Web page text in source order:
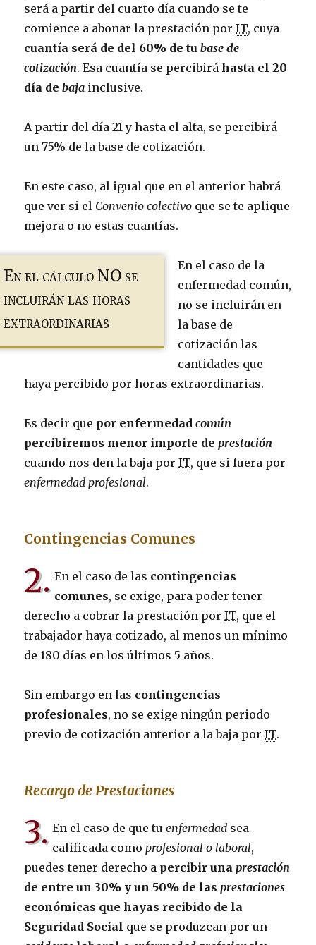
será a partir del cuarto día cuando se te
comience a abonar la prestación porIT, cuya
cuantía será de del 60% de tubase de
cotización. Esa cuantía se percibiráhasta el 20
día debaja inclusive.
A partir del día 21 y hasta el alta, se percibirá
un 75% de la base de cotización.
En este caso, al igual que en el anterior habrá
que ver si el Convenio colectivo que se te aplique
mejora o no estas cuantías.
En el cálculo NO se
incluirán las horas
extraordinarias
En el caso de la
enfermedad común,
no se incluirán en
la base de
cotización las
cantidades que
haya percibido por horas extraordinarias.
Es decir que por enfermedadcomún
percibiremos menor importe deprestación
cuando nos den la baja porIT, que si fuera por
enfermedad profesional.
Contingencias Comunes
2. En el caso de las contingencias
comunes, se exige, para poder tener
derecho a cobrar la prestación porIT, que el
trabajador haya cotizado, al menos un mínimo
de 180 días en los últimos 5 años.
Sin embargo en las contingencias
profesionales, no se exige ningún periodo
previo de cotización anterior a la baja porIT.
Recargo de Prestaciones
3. En el caso de que tu enfermedadsea
calificada como profesional o laboral,
puedes tener derecho a percibir unaprestación
de entre un 30% y un 50% de lasprestaciones
económicas que hayas recibido de la
Seguridad Social que se produzcan por un